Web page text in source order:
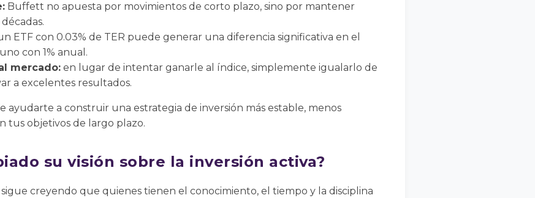
Buffett no apuesta por movimientos de corto plazo, sino por mantener
ETF con 0.03% de TER puede generar una diferencia significativa en el
con 1% anual.
mercado: en lugar de intentar ganarle al índice, simplemente igualarlo de
a excelentes resultados.
ayudarte a construir una estrategia de inversión más estable, menos
tus objetivos de largo plazo.
su visión sobre la inversión activa?
creyendo que quienes tienen el conocimiento, el tiempo y la disciplina